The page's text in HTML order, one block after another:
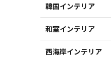
韓国インテリア
和室インテリア
西海岸インテリア